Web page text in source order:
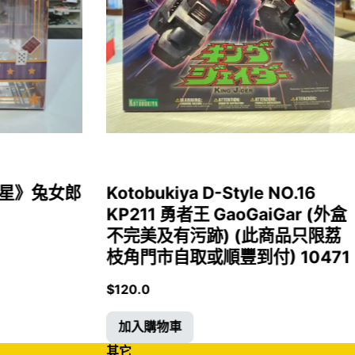
》兔女郎
Kotobukiya D-Style NO.16
KP211 勇者王 GaoGaiGar (外盒
不完美及有污跡) (此商品只限荔
枝角門市自取或順豐到付) 10471
$120.0
加入購物車
其它